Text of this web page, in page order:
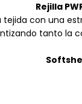
Rejilla
tejida con una
tanto la